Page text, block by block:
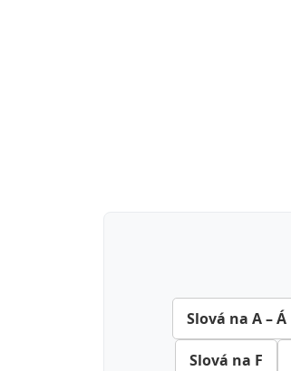
Slová na A – Á
Slová na F